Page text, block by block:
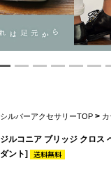
シルバーアクセサリーTOP >
ジルコニア ブリッジ クロ
ダント]